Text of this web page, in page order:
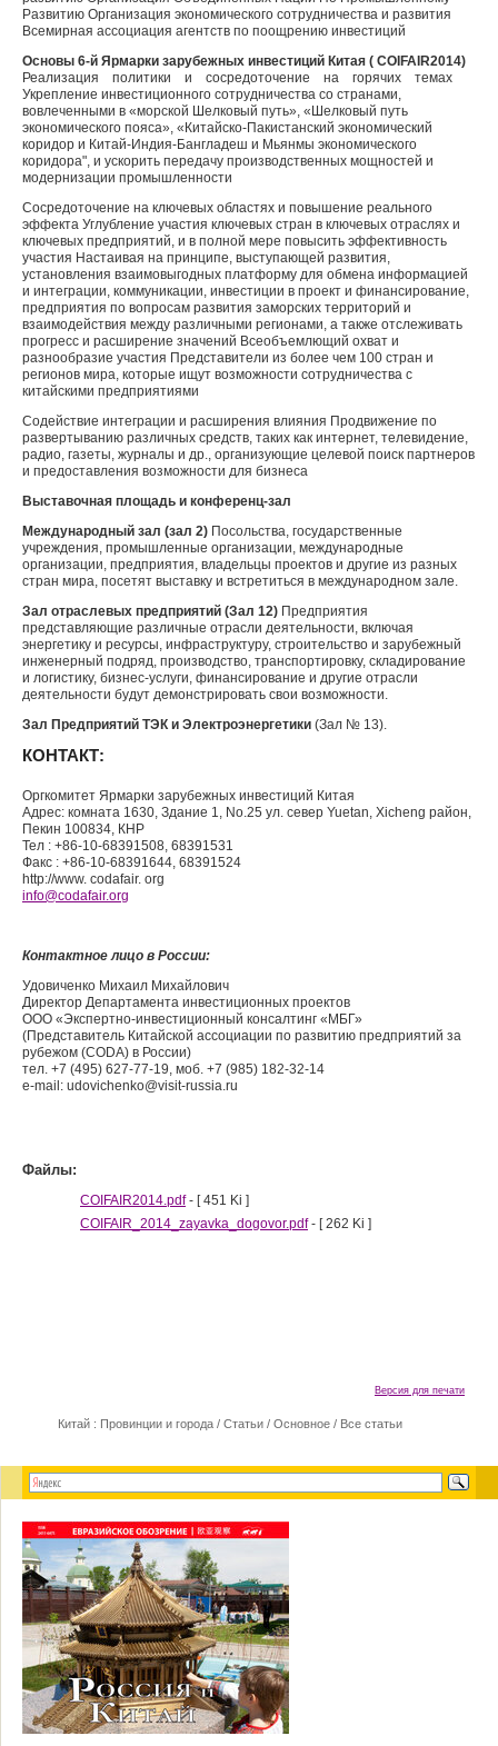
Развитию Организация экономического сотрудничества и развития
Всемирная ассоциация агентств по поощрению инвестиций
Основы 6-й Ярмарки зарубежных инвестиций Китая ( COIFAIR2014)
Реализация политики и сосредоточение на горячих темах
Укрепление инвестиционного сотрудничества со странами,
вовлеченными в «морской Шелковый путь», «Шелковый путь
экономического пояса», «Китайско-Пакистанский экономический
коридор и Китай-Индия-Бангладеш и Мьянмы экономического
коридора", и ускорить передачу производственных мощностей и
модернизации промышленности
Сосредоточение на ключевых областях и повышение реального
эффекта Углубление участия ключевых стран в ключевых отраслях и
ключевых предприятий, и в полной мере повысить эффективность
участия Настаивая на принципе, выступающей развития,
установления взаимовыгодных платформу для обмена информацией
и интеграции, коммуникации, инвестиции в проект и финансирование,
предприятия по вопросам развития заморских территорий и
взаимодействия между различными регионами, а также отслеживать
прогресс и расширение значений Всеобъемлющий охват и
разнообразие участия Представители из более чем 100 стран и
регионов мира, которые ищут возможности сотрудничества с
китайскими предприятиями
Содействие интеграции и расширения влияния Продвижение по
развертыванию различных средств, таких как интернет, телевидение,
радио, газеты, журналы и др., организующие целевой поиск партнеров
и предоставления возможности для бизнеса
Выставочная площадь и конференц-зал
Международный зал (зал 2) Посольства, государственные
учреждения, промышленные организации, международные
организации, предприятия, владельцы проектов и другие из разных
стран мира, посетят выставку и встретиться в международном зале.
Зал отраслевых предприятий (Зал 12) Предприятия
представляющие различные отрасли деятельности, включая
энергетику и ресурсы, инфраструктуру, строительство и зарубежный
инженерный подряд, производство, транспортировку, складирование
и логистику, бизнес-услуги, финансирование и другие отрасли
деятельности будут демонстрировать свои возможности.
Зал Предприятий ТЭК и Электроэнергетики (Зал № 13).
КОНТАКТ:
Оргкомитет Ярмарки зарубежных инвестиций Китая
Адрес: комната 1630, Здание 1, No.25 ул. север Yuetan, Xicheng район,
Пекин 100834, КНР
Тел : +86-10-68391508, 68391531
Факс : +86-10-68391644, 68391524
http://www. codafair. org
info@codafair.org
Контактное лицо в России:
Удовиченко Михаил Михайлович
Директор Департамента инвестиционных проектов
ООО «Экспертно-инвестиционный консалтинг «МБГ»
(Представитель Китайской ассоциации по развитию предприятий за
рубежом (CODA) в России)
тел. +7 (495) 627-77-19, моб. +7 (985) 182-32-14
e-mail: udovichenko@visit-russia.ru
Файлы:
COIFAIR2014.pdf- [ 451 Ki ]
COIFAIR_2014_zayavka_dogovor.pdf- [ 262 Ki ]
Версия для печати
Китай : Провинции и города / Статьи / Основное / Все статьи